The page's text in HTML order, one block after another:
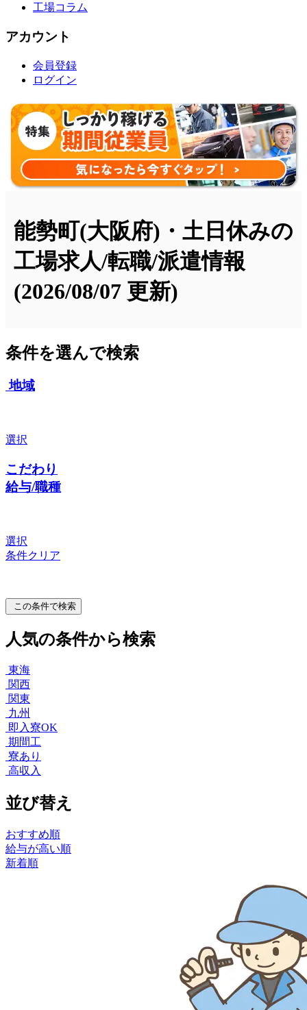
工場コラム
アカウント
会員登録
ログイン
能勢町(大阪府)・土日休みの
工場求人/転職/派遣情報
(2026/08/07 更新)
条件を選んで検索
地域
選択
こだわり
給与/職種
選択
条件クリア
この条件で検索
人気の条件から検索
東海
関西
関東
九州
即入寮OK
期間工
寮あり
高収入
並び替え
おすすめ順
給与が高い順
新着順